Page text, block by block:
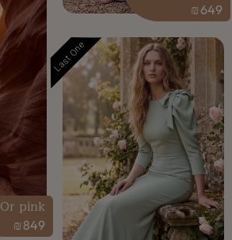
649
₪
Last One
849
₪
Or pink